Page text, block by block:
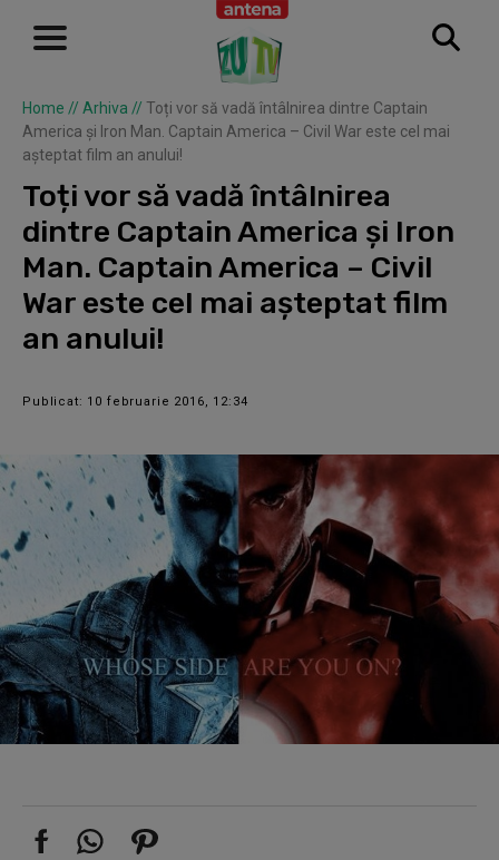
Home // Arhiva // Toți vor să vadă întâlnirea dintre Captain
America și Iron Man. Captain America – Civil War este cel mai
așteptat film an anului!
Toți vor să vadă întâlnirea
dintre Captain America și Iron
Man. Captain America – Civil
War este cel mai așteptat film
an anului!
Publicat: 10 februarie 2016, 12:34